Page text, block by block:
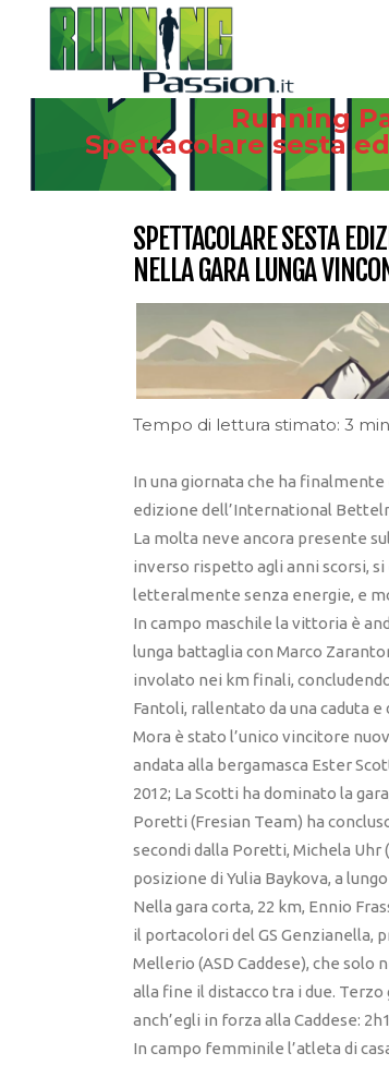
Running
Spettacolare sesta
SPETTACOLARE SESTA
NELLA GARA LUNGA
Tempo di lettura stimato: 3
In una giornata che ha
edizione dell’International
La molta neve ancora presente
inverso rispetto agli anni scorsi,
letteralmente senza energie, e
In campo maschile la vittoria è
lunga battaglia con Marco
involato nei km finali,
Fantoli, rallentato da una caduta e
Mora è stato l’unico vincitore
andata alla bergamasca Ester
2012; La Scotti ha dominato la
Poretti (Fresian Team) ha
secondi dalla Poretti, Michela Uhr
posizione di Yulia Baykova, a
Nella gara corta, 22 km, Ennio
il portacolori del GS Genzianella,
Mellerio (ASD Caddese), che
alla fine il distacco tra i due.
anch’egli in forza alla Caddese:
In campo femminile l’atleta di